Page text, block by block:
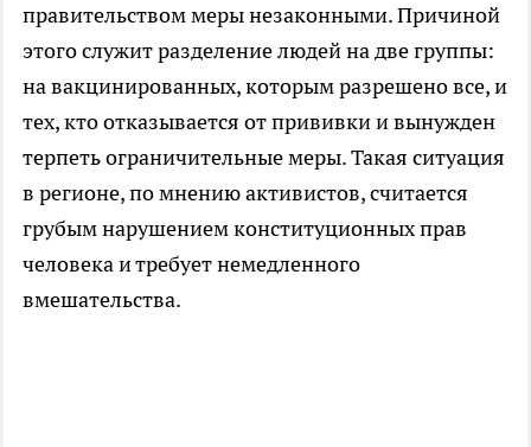
правительством меры незаконными. Причиной
этого служит разделение людей на две группы:
на вакцинированных, которым разрешено все, и
тех, кто отказывается от прививки и вынужден
терпеть ограничительные меры. Такая ситуация
в регионе, по мнению активистов, считается
грубым нарушением конституционных прав
человека и требует немедленного
вмешательства.